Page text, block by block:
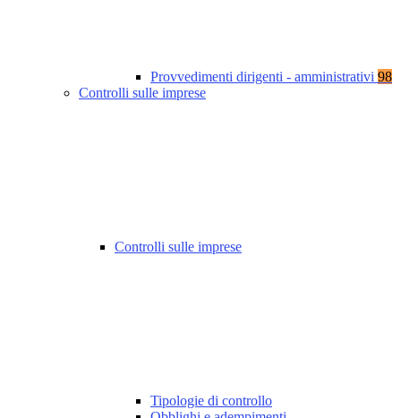
Provvedimenti dirigenti - amministrativi 98
Controlli sulle imprese
Controlli sulle imprese
Tipologie di controllo